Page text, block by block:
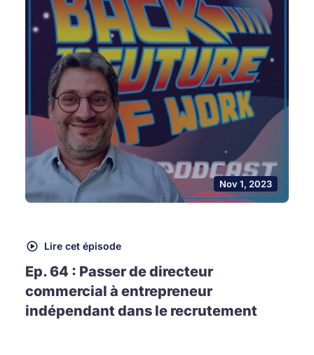
Nov 1, 2023
Lire cet épisode
Ep. 64 : Passer de directeur
commercial à entrepreneur
indépendant dans le recrutement